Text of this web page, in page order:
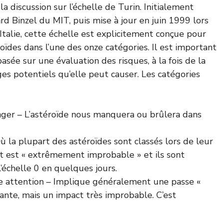
discussion sur l’échelle de Turin. Initialement
Binzel du MIT, puis mise à jour en juin 1999 lors
cette échelle est explicitement conçue pour
dans l’une des onze catégories. Il est important
sur une évaluation des risques, à la fois de la
potentiels qu’elle peut causer. Les catégories
– L’astéroïde nous manquera ou brûlera dans
la plupart des astéroïdes sont classés lors de leur
est « extrêmement improbable » et ils sont
0 en quelques jours.
attention – Implique généralement une passe «
mais un impact très improbable. C’est